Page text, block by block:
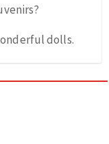
dolls.